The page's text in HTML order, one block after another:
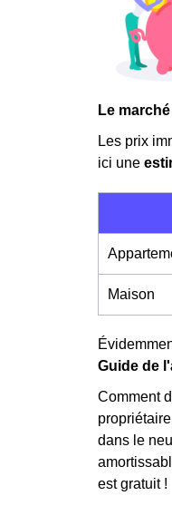
Le
Les prix
ici une
Maison
Guide de
Comment
dans le
est gratuit !